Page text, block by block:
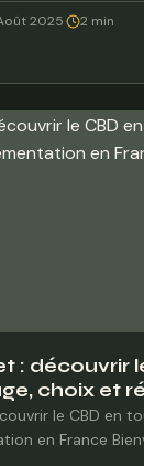
2025 2 min
: découvrir
choix et
le CBD en
en France